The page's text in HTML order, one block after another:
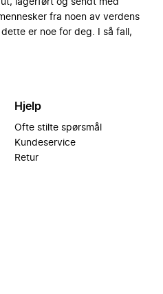
lagerført og sendt med
fra noen av verdens
er noe for deg. I så fall,
Hjelp
Ofte stilte spørsmål
Kundeservice
Retur